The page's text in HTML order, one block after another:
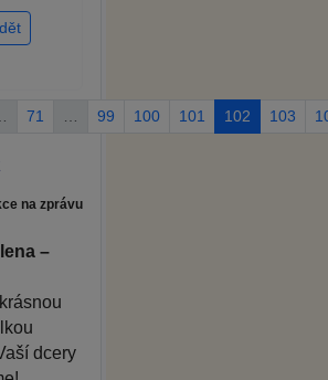
71 99 100 101 102 103
na zprávu
–
dcery